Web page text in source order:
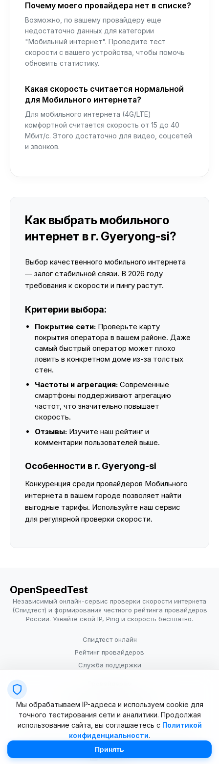
Почему моего провайдера нет в списке?
Возможно, по вашему провайдеру еще
недостаточно данных для категории
"Мобильный интернет". Проведите тест
скорости с вашего устройства, чтобы помочь
обновить статистику.
Какая скорость считается нормальной
для Мобильного интернета?
Для мобильного интернета (4G/LTE)
комфортной считается скорость от 15 до 40
Мбит/с. Этого достаточно для видео, соцсетей
и звонков.
Как выбрать мобильного
интернет в г. Gyeryong-si?
Выбор качественного мобильного интернета
— залог стабильной связи. В 2026 году
требования к скорости и пингу растут.
Критерии выбора:
Покрытие сети: Проверьте карту
покрытия оператора в вашем районе. Даже
самый быстрый оператор может плохо
ловить в конкретном доме из-за толстых
стен.
Частоты и агрегация: Современные
смартфоны поддерживают агрегацию
частот, что значительно повышает
скорость.
Отзывы: Изучите наш рейтинг и
комментарии пользователей выше.
Особенности в г. Gyeryong-si
Конкуренция среди провайдеров Мобильного
интернета в вашем городе позволяет найти
выгодные тарифы. Используйте наш сервис
для регулярной проверки скорости.
OpenSpeedTest
Независимый онлайн-сервис проверки скорости интернета
(Спидтест) и формирования честного рейтинга провайдеров
России. Узнайте свой IP, Ping и скорость бесплатно.
Спидтест онлайн
Рейтинг провайдеров
Служба поддержки
Условия использования
© 2025–2026 OpenSpeedTest (ИП Долматова В.В.). Все права
Мы обрабатываем IP-адреса и используем cookie для
точного тестирования сети и аналитики. Продолжая
использование сайта, вы соглашаетесь с Политикой
конфиденциальности.
Принять